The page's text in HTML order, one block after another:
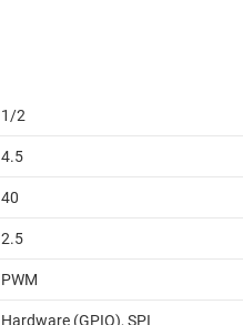
1/2
4.5
40
2.5
PWM
Hardware (GPIO), SPI